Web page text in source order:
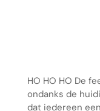
HO HO HO De
ondanks de
dat iedereen